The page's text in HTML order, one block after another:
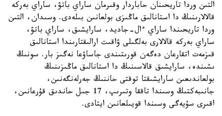
التىن وردا تاريحىنان حاباردار وقىرمان ساراي باتۋ، ساراي بەركە
قالالارىنىڭ دا استانالىق ماڭىزى بولعانىن بىلەدى. وسىدان، التىن
وردا تاريحىندا ساراي ءال-جاديد، سارايشىق، ساراي باتۋ،
ساراي بەركە قالالارى بەلگىلى ۋاقىت ارالىقتارىندا استانالىق
قىزمەت اتقارعان دەگەن قورىتىندى جاساۋعا نەگىز بار. سونىڭ
ىشىندە، سارايشىق قالاسىنىڭ دا استانالىق ماڭىزىنىڭ
بولعاندىعىن سارايشىقتا توقتى حاننىڭ جەرلەنگەنىن،
جانىبەكتىڭ وسىندا تاققا وتىرىپ، 17 جىل حاندىق قۇرعانىن،
اقىرى سۇيەگى وسىندا قويىلعانىن ايتادى.